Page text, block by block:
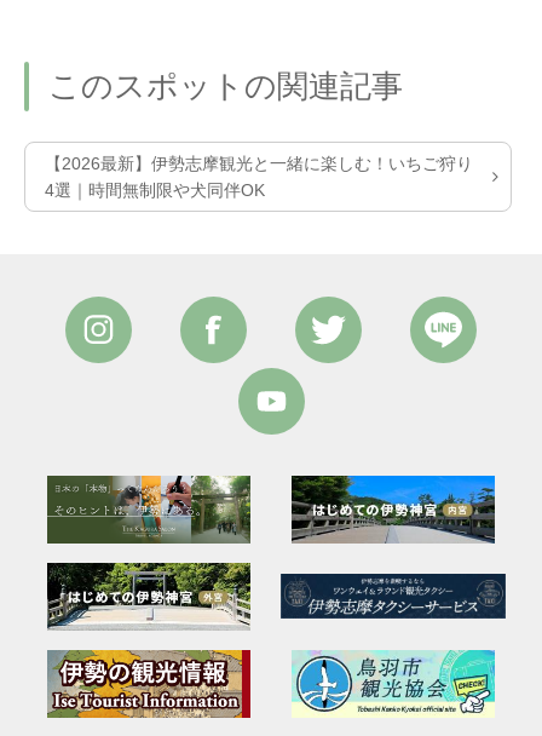
このスポットの関連記事
【2026最新】伊勢志摩観光と一緒に楽しむ！いちご狩り
4選｜時間無制限や犬同伴OK